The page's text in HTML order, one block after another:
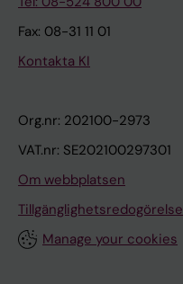
Fax: 08-31 11 01
Kontakta KI
Org.nr: 202100-2973
VAT.nr: SE202100297301
Om webbplatsen
Tillgänglighetsredogörelse
Manage your cookies